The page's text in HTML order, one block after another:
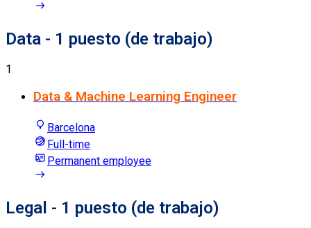
Data - 1 puesto (de trabajo)
1
Data & Machine Learning Engineer
Barcelona
Full-time
Permanent employee
Legal - 1 puesto (de trabajo)